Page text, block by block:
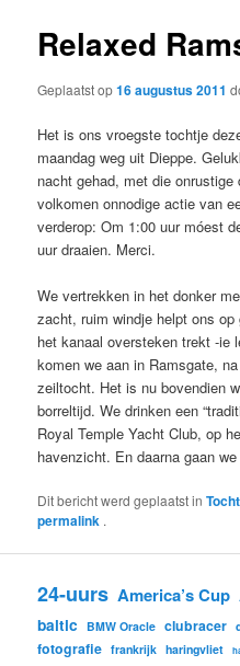
Relaxed
Geplaatst op16 augustus 2011
Het is ons vroegste tochtje
maandag weg uit Dieppe.
nacht gehad, met die
volkomen onnodige actie van
verderop: Om 1:00 uur móest
uur draaien. Merci.
We vertrekken in het donker
zacht, ruim windje helpt ons
het kanaal oversteken trekt -ie
komen we aan in Ramsgate,
zeiltocht. Het is nu bovendien
borreltijd. We drinken een
Royal Temple Yacht Club, op
havenzicht. En daarna gaan
Dit bericht werd geplaatst in
permalink .
24-uurs America’s Cup
baltic BMW Oracle clubracer
fotografie frankrijk haringvliet